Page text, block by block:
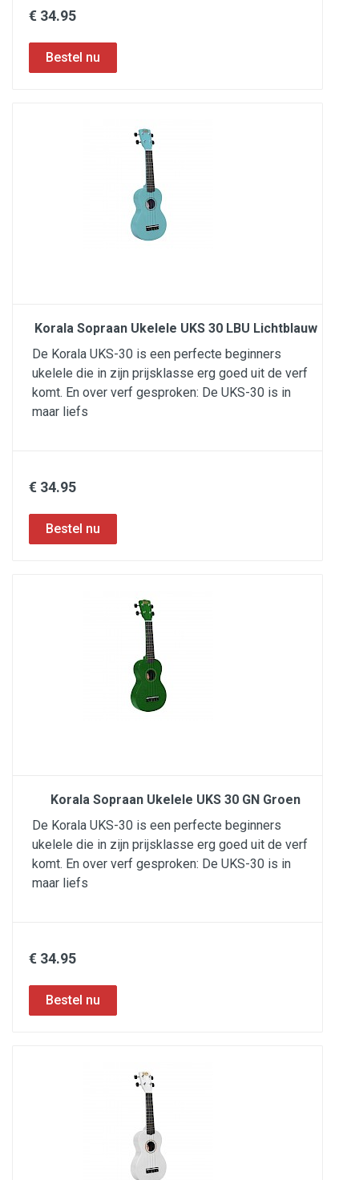
€ 34.95
Korala Sopraan Ukelele UKS 30 LBU Lichtblauw
De Korala UKS-30 is een perfecte beginners
ukelele die in zijn prijsklasse erg goed uit de verf
komt. En over verf gesproken: De UKS-30 is in
maar liefs
€ 34.95
Korala Sopraan Ukelele UKS 30 GN Groen
De Korala UKS-30 is een perfecte beginners
ukelele die in zijn prijsklasse erg goed uit de verf
komt. En over verf gesproken: De UKS-30 is in
maar liefs
€ 34.95